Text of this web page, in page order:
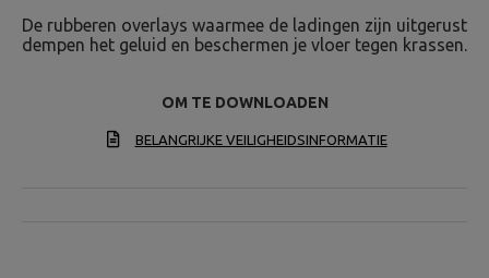
De rubberen overlays waarmee de ladingen zijn uitgerust
dempen het geluid en beschermen je vloer tegen krassen.
OM TE DOWNLOADEN
BELANGRIJKE VEILIGHEIDSINFORMATIE